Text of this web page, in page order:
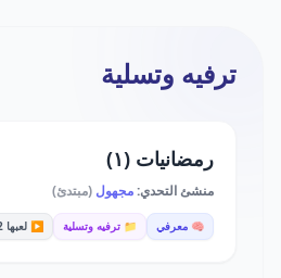
ترفيه وتسلية
رمضانيات (١)
منشئ التحدي:مجهول (مبتدئ)
🧠 معرفي 📁 ترفيه وتسلية ▶️ لعبها 72